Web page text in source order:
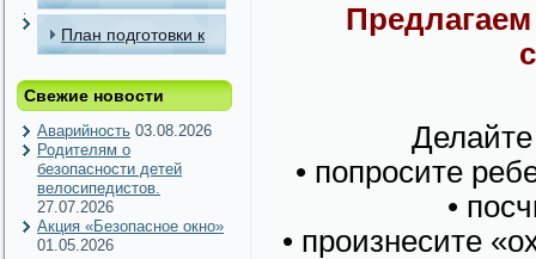
План подготовки к
периоду
Свежие новости
Аварийность 03.08.2026
Родителям о
безопасности детей
велосипедистов.
27.07.2026
Акция «Безопасное окно»
01.05.2026
• попросите
•
• произнесите